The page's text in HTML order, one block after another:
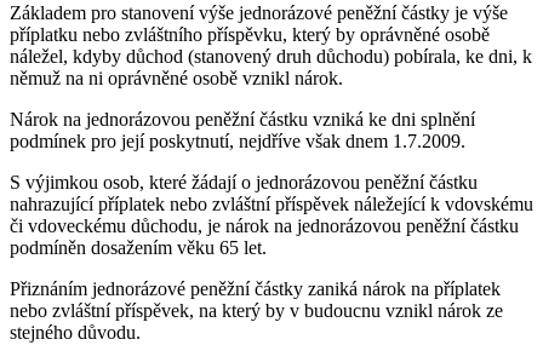
Základem pro stanovení výše jednorázové peněžní částky je výše
příplatku nebo zvláštního příspěvku, který by oprávněné osobě
náležel, kdyby důchod (stanovený druh důchodu) pobírala, ke dni, k
němuž na ni oprávněné osobě vznikl nárok.
Nárok na jednorázovou peněžní částku vzniká ke dni splnění
podmínek pro její poskytnutí, nejdříve však dnem 1.7.2009.
S výjimkou osob, které žádají o jednorázovou peněžní částku
nahrazující příplatek nebo zvláštní příspěvek náležející k vdovskému
či vdoveckému důchodu, je nárok na jednorázovou peněžní částku
podmíněn dosažením věku 65 let.
Přiznáním jednorázové peněžní částky zaniká nárok na příplatek
nebo zvláštní příspěvek, na který by v budoucnu vznikl nárok ze
stejného důvodu.